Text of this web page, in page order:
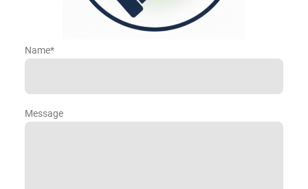
Name*
Message